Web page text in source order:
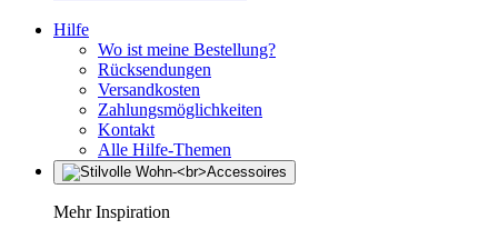
Hilfe
Wo ist meine Bestellung?
Rücksendungen
Versandkosten
Zahlungsmöglichkeiten
Kontakt
Alle Hilfe-Themen
Mehr Inspiration